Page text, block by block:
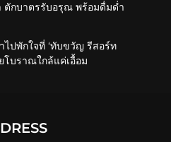
ตักบาตรรับอรุณ พร้อมดื่มด่ำ
ไปพักใจที่ ‘ทับขวัญ รีสอร์ท
โบราณใกล้แค่เอื้อม